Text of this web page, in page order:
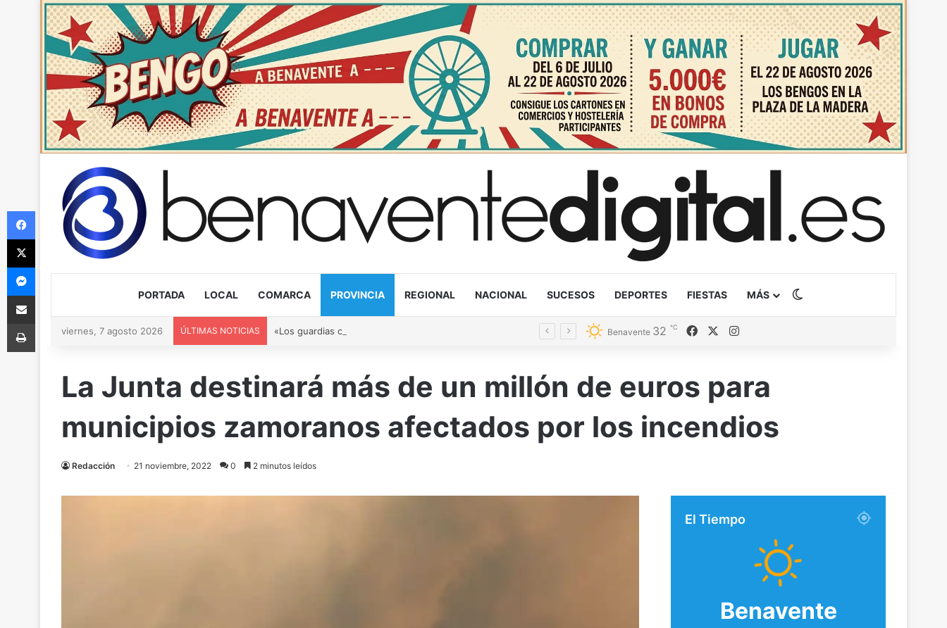
PORTADA LOCAL COMARCA PROVINCIA REGIONAL NACIONAL SUCESOS DEPORTES FIESTAS MÁS
viernes, 7 agosto 2026 ÚLTIMAS NOTICIAS Benavente 32 ℃ FacebookInstagram
La Junta destinará más de un millón de euros para
municipios zamoranos afectados por los incendios
Redacción 21 noviembre, 2022 0 2 minutos leídos
El Tiempo
Benavente
Facebook
X
Messenger
Compartir via Email